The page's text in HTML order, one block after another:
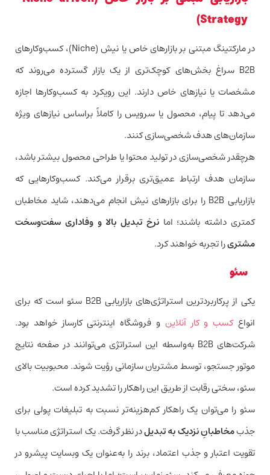
Strategy)
در مارکتینگ مبتنی بر بازارهای خاص یا نیش (Niche)، کسب‌وکارهای
B2B سراغ بخش‌های کوچک‌تری از یک بازار گسترده‌ می‌روند که
مشخصات یا نیازهای خاص دارند. این رویکرد به کسب‌وکارها اجازه
می‌دهد تا پیام، محصول یا سرویس را کاملاً براساس نیازهای ویژه
سازمان‌های هدف شخصی‌سازی کنند.
هرچقدر شخصی‌سازی در تولید محتوا یا طراحی محصول بیشتر باشد،
سازمان هدف ارتباط عمیق‌تری برقرار می‌کند. کسب‌وکارهایی که
بازاریابی B2B را برای بازارهای نیش انجام می‌دهند، شاید مخاطبان
کمتری داشته باشند؛ امانرخ تبدیل بالا و وفاداری سفت‌وسخت
مشتریرا تجربه خواهند کرد.
سئو
یکی از پرکاربردترین استراتژی‌های بازاریابی B2B سئو است که برای
انواعکسب و کار آنلاین و فروشگاه‌ اینترنتی کارساز خواهد بود.
شرکت‌های B2‌B به‌واسطه این استراتژی می‌توانند در صفحه نتایج
موتور جستجو، توسط مشتریان سازمانی رؤیت شوند. محبوبیت بالای
سئو، سختی رقابت از طریق این راهکار را تشدید کرده است.
سئو را می‌توان یک راهکار کم‌هزینه‌تر نسبت به تبلیغات پولی برای
جذبمخاطبانِ نزدیک به تبدیلدر نظر گرفت. یک استراتژی مناسب با
تقویت اعتبار و جذب اعتماد، برند را به‌عنوان یک وبسایت پیشرو در